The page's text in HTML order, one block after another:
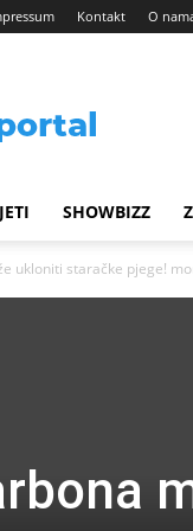
Kontakt O
SHOWBIZZ
ukloniti staračke pjege!